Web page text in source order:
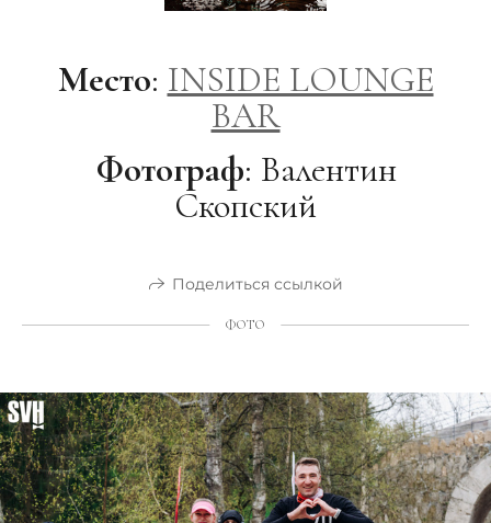
Место: INSIDE LOUNGE
BAR
Фотограф: Валентин
Скопский
Поделиться ссылкой
ФОТО